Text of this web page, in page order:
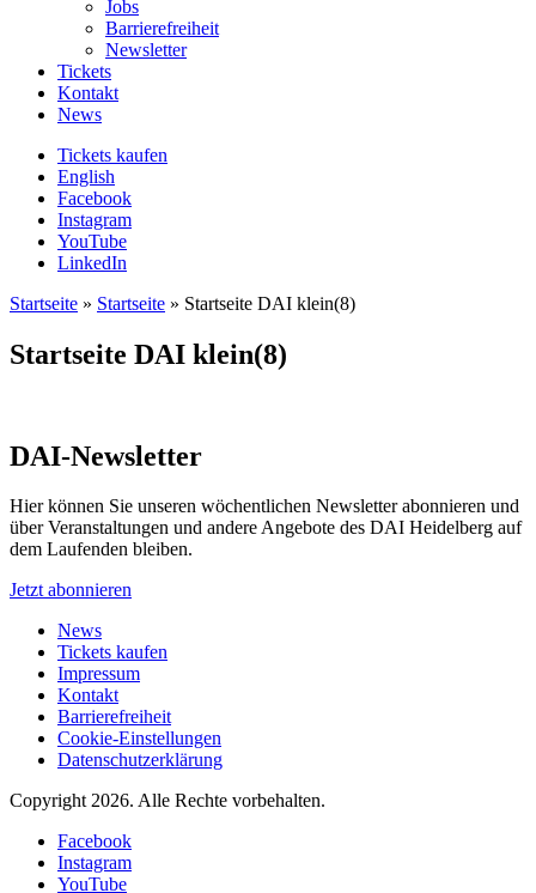
Jobs
Barrierefreiheit
Newsletter
Tickets
Kontakt
News
Tickets kaufen
English
Facebook
Instagram
YouTube
LinkedIn
Startseite » Startseite » Startseite DAI klein(8)
Startseite DAI klein(8)
DAI-Newsletter
Hier können Sie unseren wöchentlichen Newsletter abonnieren und
über Veranstaltungen und andere Angebote des DAI Heidelberg auf
dem Laufenden bleiben.
Jetzt abonnieren
News
Tickets kaufen
Impressum
Kontakt
Barrierefreiheit
Cookie-Einstellungen
Datenschutzerklärung
Copyright 2026. Alle Rechte vorbehalten.
Facebook
Instagram
YouTube